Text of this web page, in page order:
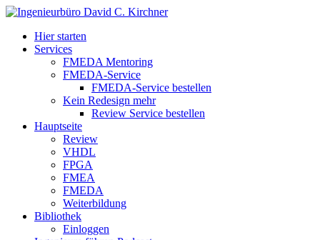
Hier starten
Services
FMEDA Mentoring
FMEDA-Service
FMEDA-Service bestellen
Kein Redesign mehr
Review Service bestellen
Hauptseite
Review
VHDL
FPGA
FMEA
FMEDA
Weiterbildung
Bibliothek
Einloggen